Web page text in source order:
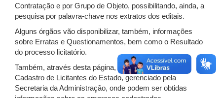
Contratação e por Grupo de Objeto, possibilitando, ainda, a
pesquisa por palavra-chave nos extratos dos editais.
Alguns órgãos vão disponibilizar, também, informações
sobre Erratas e Questionamentos, bem como o Resultado
do processo licitatório.
Também, através desta página, é possível consultar o
Cadastro de Licitantes do Estado, gerenciado pela
Secretaria da Administração, onde podem ser obtidas